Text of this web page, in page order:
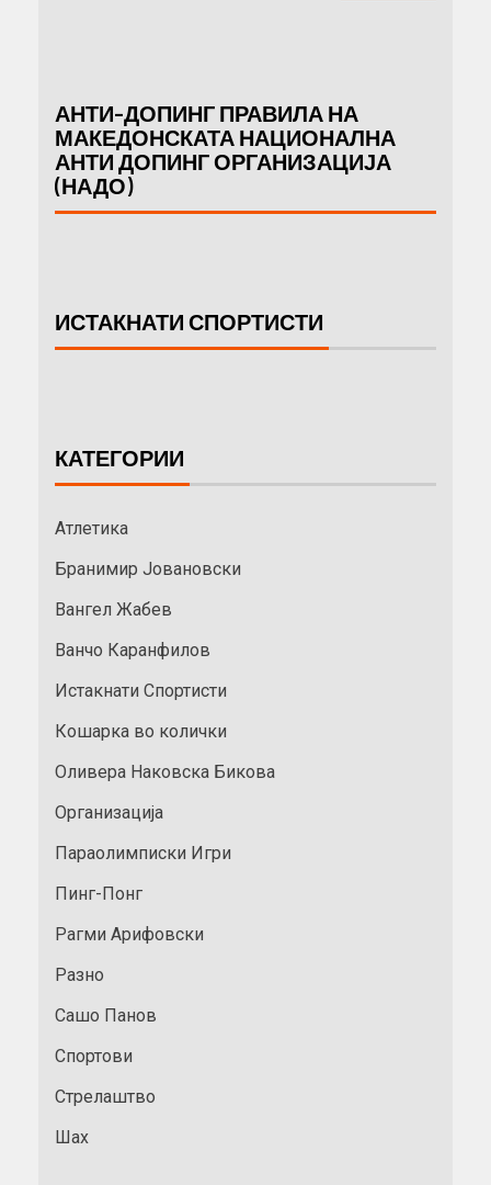
АНТИ-ДОПИНГ ПРАВИЛА НА
МАКЕДОНСКАТА НАЦИОНАЛНА
АНТИ ДОПИНГ ОРГАНИЗАЦИЈА
(НАДО)
ИСТАКНАТИ СПОРТИСТИ
КАТЕГОРИИ
Атлетика
Бранимир Јовановски
Вангел Жабев
Ванчо Каранфилов
Истакнати Спортисти
Кошарка во колички
Оливера Наковска Бикова
Организација
Параолимписки Игри
Пинг-Понг
Рагми Арифовски
Разно
Сашо Панов
Спортови
Стрелаштво
Шах